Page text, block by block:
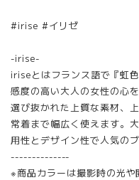
#irise #イリゼ
-irise-
iriseとはフランス語で『虹
感度の高い大人の女性の心
選び抜かれた上質な素材、
常着まで幅広く使えます。
用性とデザイン性で人気のブ
--------------
※商品カラーは撮影時の光